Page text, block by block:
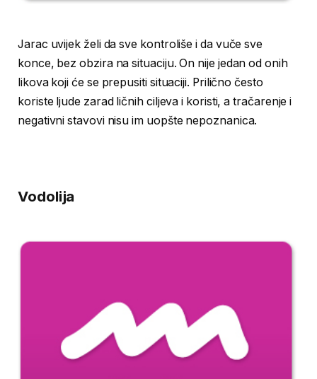
Jarac uvijek želi da sve kontroliše i da vuče sve
konce, bez obzira na situaciju. On nije jedan od onih
likova koji će se prepusiti situaciji. Prilično često
koriste ljude zarad ličnih ciljeva i koristi, a tračarenje i
negativni stavovi nisu im uopšte nepoznanica.
Vodolija